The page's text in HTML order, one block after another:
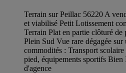
Terrain sur Peillac 56220 A
et viabilisé Petit Lotissement
Terrain Plat en partie clôturé
Plein Sud Vue rare dégagée
commodités : Transport
pied, équipements sportifs Bien
d'agence